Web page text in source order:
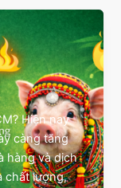
Hiện nay
càng tăng
hàng và dịch
chất lượng,